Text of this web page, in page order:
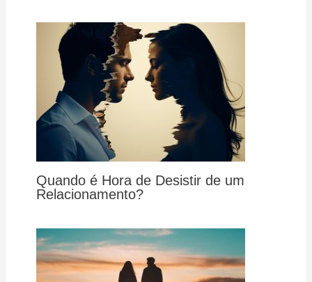
Quando é Hora de Desistir de um
Relacionamento?